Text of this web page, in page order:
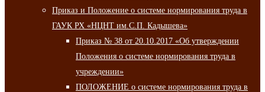
Приказ и Положение о системе нормирования труда в
ГАУК РХ «НЦНТ им.С.П. Кадышева»
Приказ № 38 от 20.10.2017 «Об утверждении
Положения о системе нормирования труда в
учреждении»
ПОЛОЖЕНИЕ о системе нормирования труда в